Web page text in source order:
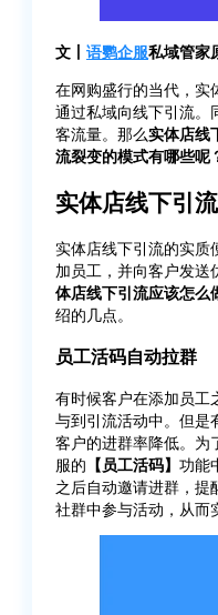
文丨 语鹦企服私域管家
在网购盛行的当代，实
通过私域向线下引流。
客流量。那么实体店线
流裂变的模式有哪些呢
实体店线下引
实体店线下引流的实质
加员工，并向客户发送
体店线下引流应该怎么
绍的几点。
员工活码自动拉群
有时候客户在添加员工
与到引流活动中。但是
客户的进群率降低。为
服的 【员工活码】 功能
之后自动邀请进群，提
社群中参与活动，从而